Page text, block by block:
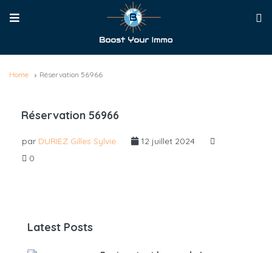
Home Réservation 56966
Réservation 56966
par DURIEZ Gilles Sylvie
12 juillet 2024
0
Latest Posts